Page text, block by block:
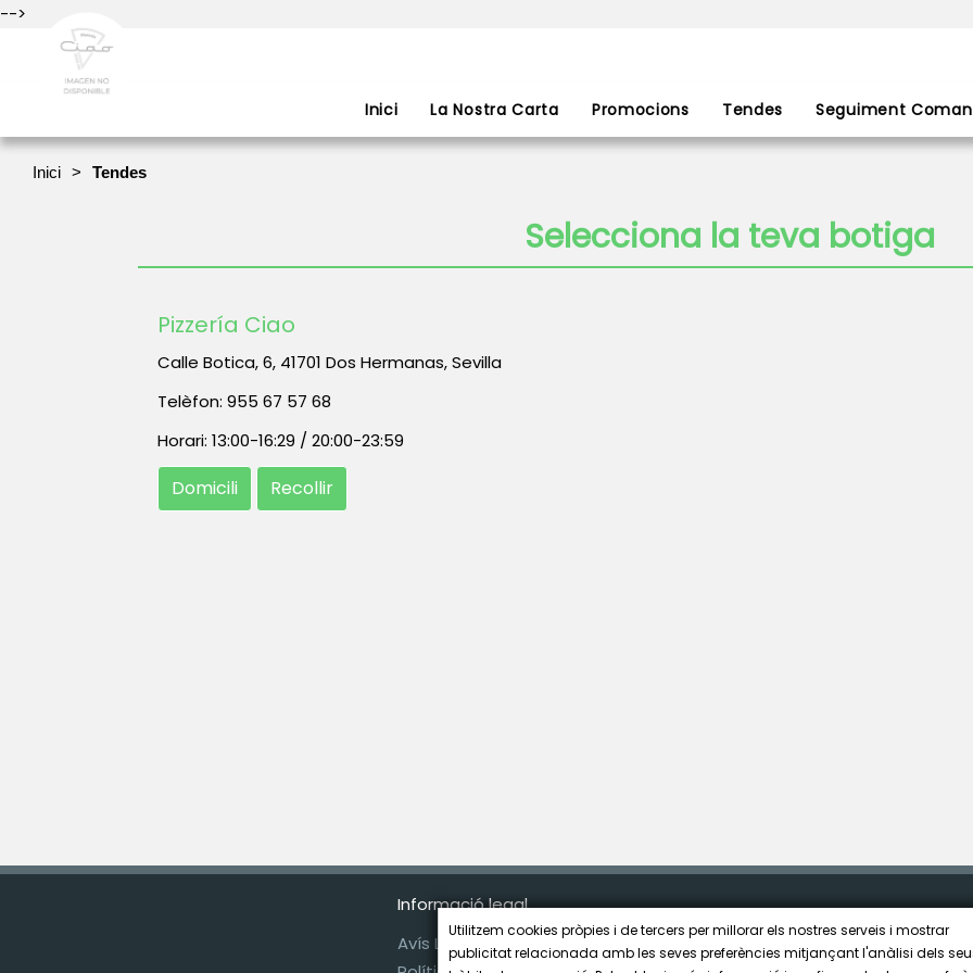
-->
Inici La Nostra Carta Promocions Tendes Seguiment
Inici Tendes
Selecciona la teva botiga
Pizzería Ciao
Calle Botica, 6, 41701 Dos Hermanas, Sevilla
Telèfon: 955 67 57 68
Horari: 13:00-16:29 / 20:00-23:59
Domicili Recollir
Informació legal
Avís Legal
Utilitzem cookies pròpies i de tercers per millorar els nostres serveis i mostrar
publicitat relacionada amb les seves preferències mitjançant l'anàlisi dels